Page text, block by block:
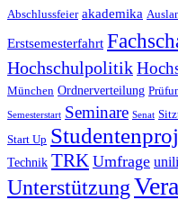
Abschlussfeier akademika
Erstsemesterfahrt
Hochschulpolitik
München Ordnerverteilung
Semesterstart Seminare Senat
Start Up
Technik TRK Umfrage
Unterstützung